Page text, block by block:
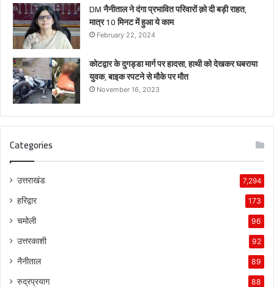
DM नैनीताल ने दंगा प्रभावित परिवारों क़ो दी बड़ी राहत,
मात्र 10 मिनट में हुआ ये काम
February 22, 2024
कोटद्वार के दुगड्डा मार्ग पर हादसा, हाथी को देखकर घबराया
युवक, बाइक रपटने से मौके पर मौत
November 16, 2023
Categories
उत्तराखंड 7,294
हरिद्वार 173
चमोली 96
उत्तरकाशी 92
नैनीताल 89
रुद्रप्रयाग 88